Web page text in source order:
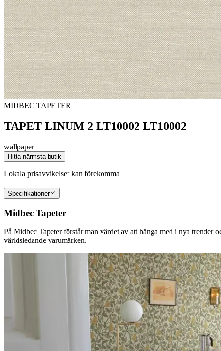
MIDBEC TAPETER
TAPET LINUM 2 LT10002 LT10002
wallpaper
Hitta närmsta butik
Lokala prisavvikelser kan förekomma
Specifikationer
Midbec Tapeter
På Midbec Tapeter förstår man värdet av att hänga med i nya trender
världsledande varumärken.